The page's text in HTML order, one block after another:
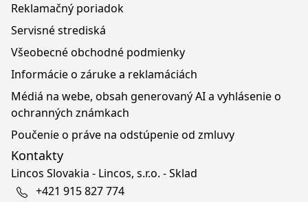
Reklamačný poriadok
Servisné strediská
Všeobecné obchodné podmienky
Informácie o záruke a reklamáciách
Médiá na webe, obsah generovaný AI a vyhlásenie o
ochranných známkach
Poučenie o práve na odstúpenie od zmluvy
Kontakty
Lincos Slovakia - Lincos, s.r.o. - Sklad
+421 915 827 774